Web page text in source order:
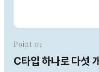
Point 01
C타입 하나로 다섯